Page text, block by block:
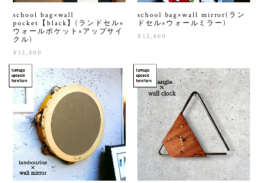
school bag×wall
pocket【black】(ランドセル×
ウォールポケット×アップサイ
クル)
¥12,800
school bag×wall mirror(ラン
ドセル×ウォールミラー)
¥12,800